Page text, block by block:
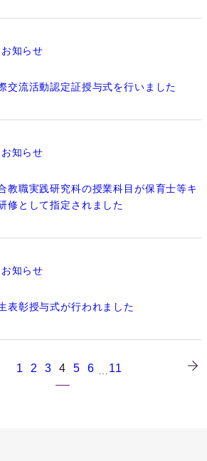
お知らせ
交流活動認定証授与式を行いました
お知らせ
教職実践研究科の授業科目が保育士等キ
修として指定されました
お知らせ
表彰授与式が行われました
1 2 3 4 5 6 11